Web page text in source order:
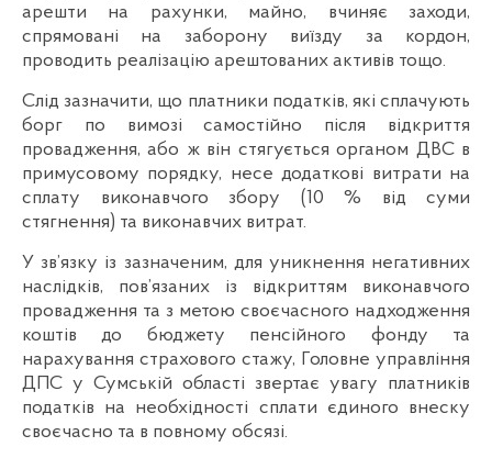
арешти на рахунки, майно, вчиняє заходи,
спрямовані на заборону виїзду за кордон,
проводить реалізацію арештованих активів тощо.
Слід зазначити, що платники податків, які сплачують
борг по вимозі самостійно після відкриття
провадження, або ж він стягується органом ДВС в
примусовому порядку, несе додаткові витрати на
сплату виконавчого збору (10 % від суми
стягнення) та виконавчих витрат.
У зв’язку із зазначеним, для уникнення негативних
наслідків, пов’язаних із відкриттям виконавчого
провадження та з метою своєчасного надходження
коштів до бюджету пенсійного фонду та
нарахування страхового стажу, Головне управління
ДПС у Сумській області звертає увагу платників
податків на необхідності сплати єдиного внеску
своєчасно та в повному обсязі.